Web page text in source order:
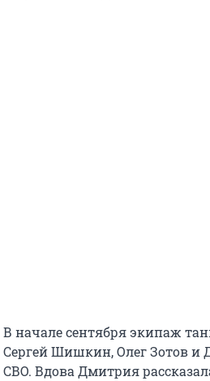
В начале сентября экипаж
Сергей Шишкин, Олег Зотов и
СВО. Вдова Дмитрия